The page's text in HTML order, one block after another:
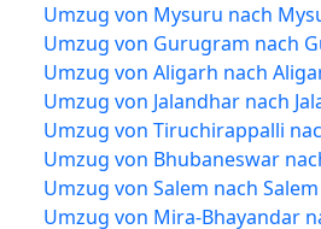
Umzug von Mysuru nach
Umzug von Gurugram nach
Umzug von Aligarh nach
Umzug von Jalandhar nach
Umzug von Tiruchirappalli
Umzug von Bhubaneswar
Umzug von Salem nach Salem
Umzug von Mira-Bhayandar